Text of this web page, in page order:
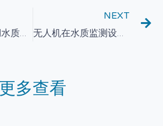
NEXT
更多查看